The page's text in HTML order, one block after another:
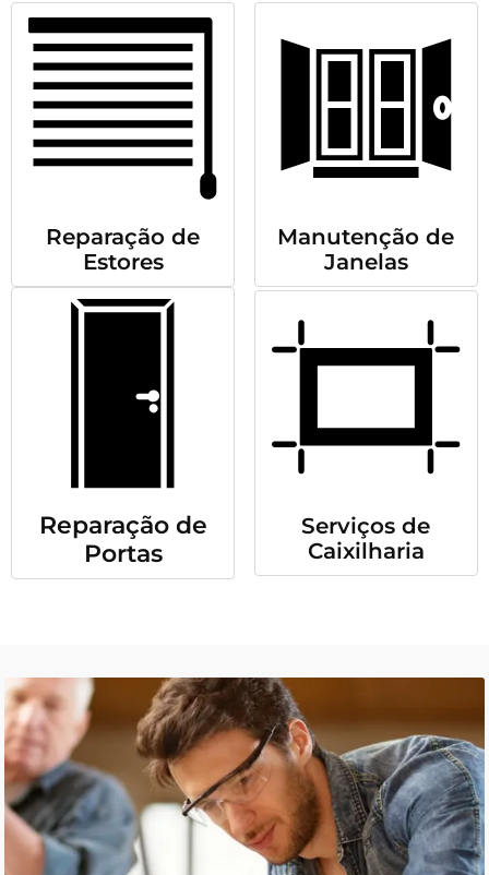
Reparação de
Estores
Manutenção de
Janelas
Reparação de
Portas
Serviços de
Caixilharia